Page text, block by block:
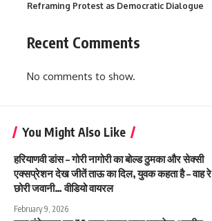
Reframing Protest as Democratic Dialogue
Recent Comments
No comments to show.
You Might Also Like
हरियाणवी डांस – गोरी नागोरी का बोल्ड ठुमका और सेक्सी
एक्सप्रेशन देख जीतें ताऊ का दिल, युवक कहता है – वाह रे
छोरी जवानी… वीडियो वायरल
February 9, 2026